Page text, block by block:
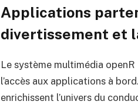
Applications
divertissement et
Le système multimédia
l’accès aux applications à
enrichissent l’univers du